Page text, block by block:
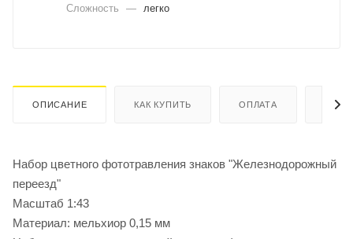
Сложность
— легко
ОПИСАНИЕ КАК КУПИТЬ ОПЛАТА
Набор цветного фототравления знаков "Железнодорожный
переезд"
Масштаб 1:43
Материал: мельхиор 0,15 мм